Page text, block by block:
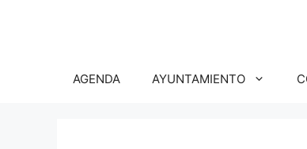
AGENDA AYUNTAMIENTO